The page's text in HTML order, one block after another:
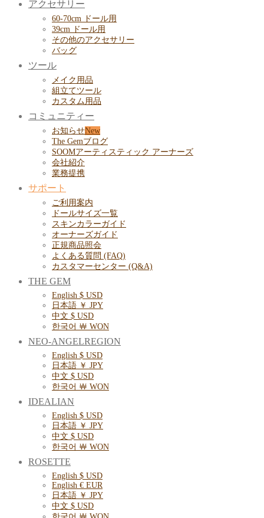
アクセサリー
60-70cm ドール用
39cm ドール用
その他のアクセサリー
バッグ
ツール
メイク用品
組立てツール
カスタム用品
コミュニティー
お知らせ
The Gemブログ
SOOMアーティスティック アーナーズ
会社紹介
業務提携
サポート
ご利用案内
ドールサイズ一覧
スキンカラーガイド
オーナーズガイド
正規商品照会
よくある質問 (FAQ)
カスタマーセンター (Q&A)
THE GEM
English $ USD
日本語 ￥ JPY
中文 $ USD
한국어 ￦ WON
NEO-ANGELREGION
English $ USD
日本語 ￥ JPY
中文 $ USD
한국어 ￦ WON
IDEALIAN
English $ USD
日本語 ￥ JPY
中文 $ USD
한국어 ￦ WON
ROSETTE
English $ USD
English € EUR
日本語 ￥ JPY
中文 $ USD